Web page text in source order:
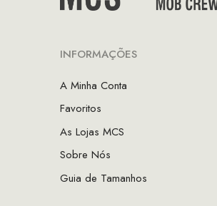
INFORMAÇÕES
A Minha Conta
Favoritos
As Lojas MCS
Sobre Nós
Guia de Tamanhos